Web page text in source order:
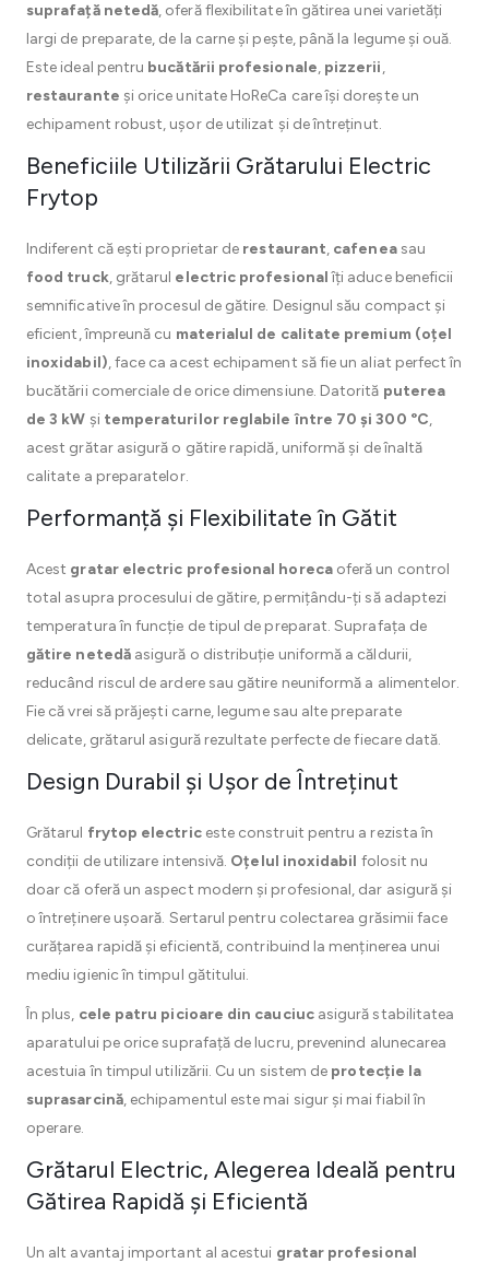
suprafață netedă, oferă flexibilitate în gătirea unei varietăți
largi de preparate, de la carne și pește, până la legume și ouă.
Este ideal pentru bucătării profesionale, pizzerii,
restaurante și orice unitate HoReCa care își dorește un
echipament robust, ușor de utilizat și de întreținut.
Beneficiile Utilizării Grătarului Electric
Frytop
Indiferent că ești proprietar de restaurant, cafeneasau
food truck, grătarul electric profesionalîți aduce beneficii
semnificative în procesul de gătire. Designul său compact și
eficient, împreună cu materialul de calitate premium (oțel
inoxidabil), face ca acest echipament să fie un aliat perfect în
bucătării comerciale de orice dimensiune. Datorită puterea
de 3 kW și temperaturilor reglabile între 70 și 300 °C,
acest grătar asigură o gătire rapidă, uniformă și de înaltă
calitate a preparatelor.
Performanță și Flexibilitate în Gătit
Acest gratar electric profesional horecaoferă un control
total asupra procesului de gătire, permițându-ți să adaptezi
temperatura în funcție de tipul de preparat. Suprafața de
gătire netedăasigură o distribuție uniformă a căldurii,
reducând riscul de ardere sau gătire neuniformă a alimentelor.
Fie că vrei să prăjești carne, legume sau alte preparate
delicate, grătarul asigură rezultate perfecte de fiecare dată.
Design Durabil și Ușor de Întreținut
Grătarul frytop electriceste construit pentru a rezista în
condiții de utilizare intensivă. Oțelul inoxidabil folosit nu
doar că oferă un aspect modern și profesional, dar asigură și
o întreținere ușoară. Sertarul pentru colectarea grăsimii face
curățarea rapidă și eficientă, contribuind la menținerea unui
mediu igienic în timpul gătitului.
În plus, cele patru picioare din cauciucasigură stabilitatea
aparatului pe orice suprafață de lucru, prevenind alunecarea
acestuia în timpul utilizării. Cu un sistem de protecție la
suprasarcină, echipamentul este mai sigur și mai fiabil în
operare.
Grătarul Electric, Alegerea Ideală pentru
Gătirea Rapidă și Eficientă
Un alt avantaj important al acestui gratar profesional